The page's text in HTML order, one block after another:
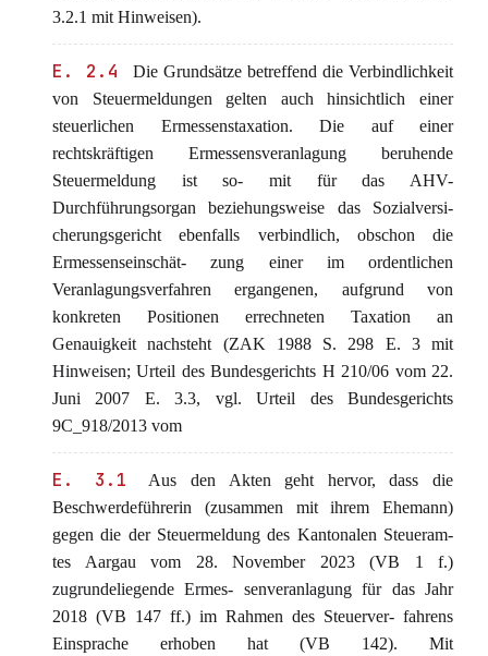
3.2.1 mit Hinweisen).
E. 2.4
Die Grundsätze betreffend die Verbindlichkeit
von Steuermeldungen gelten auch hinsichtlich einer
steuerlichen Ermessenstaxation. Die auf einer
rechtskräftigen Ermessensveranlagung beruhende
Steuermeldung ist so- mit für das AHV-
Durchführungsorgan beziehungsweise das Sozialversi-
cherungsgericht ebenfalls verbindlich, obschon die
Ermessenseinschät- zung einer im ordentlichen
Veranlagungsverfahren ergangenen, aufgrund von
konkreten Positionen errechneten Taxation an
Genauigkeit nachsteht (ZAK 1988 S. 298 E. 3 mit
Hinweisen; Urteil des Bundesgerichts H 210/06 vom 22.
Juni 2007 E. 3.3, vgl. Urteil des Bundesgerichts
9C_918/2013 vom
E. 3.1
Aus den Akten geht hervor, dass die
Beschwerdeführerin (zusammen mit ihrem Ehemann)
gegen die der Steuermeldung des Kantonalen Steueram-
tes Aargau vom 28. November 2023 (VB 1 f.)
zugrundeliegende Ermes- senveranlagung für das Jahr
2018 (VB 147 ff.) im Rahmen des Steuerver- fahrens
Einsprache erhoben hat (VB 142). Mit